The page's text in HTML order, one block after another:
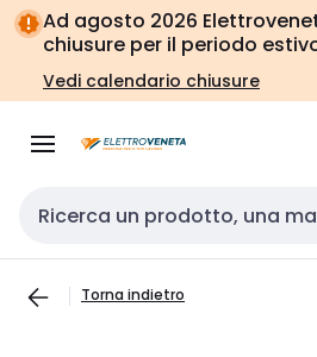
Vai alla
navigazione
Vai
alla
pagina
Ad agosto 2026
chiusure per il periodo
Vedi calendario chiusure
Cerca input
Torna indietro